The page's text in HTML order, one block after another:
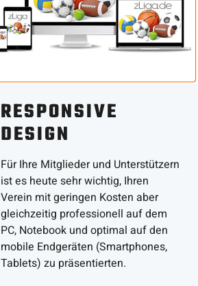
RESPONSIVE
DESIGN
Für Ihre Mitglieder und Unterstützern
ist es heute sehr wichtig, Ihren
Verein mit geringen Kosten aber
gleichzeitig professionell auf dem
PC, Notebook und optimal auf den
mobile Endgeräten (Smartphones,
Tablets) zu präsentierten.